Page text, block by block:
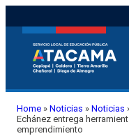
Home » Noticias » Noticias
Echánez entrega
emprendimiento